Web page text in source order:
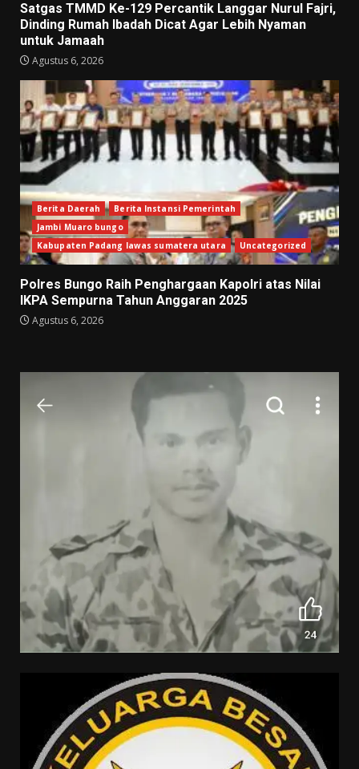
Satgas TMMD Ke-129 Percantik Langgar Nurul Fajri,
Dinding Rumah Ibadah Dicat Agar Lebih Nyaman
untuk Jamaah
Agustus 6, 2026
Berita Daerah
Berita Instansi Pemerintah
Jambi Muaro bungo
Kabupaten Padang lawas sumatera utara
Uncategorized
Polres Bungo Raih Penghargaan Kapolri atas Nilai
IKPA Sempurna Tahun Anggaran 2025
Agustus 6, 2026